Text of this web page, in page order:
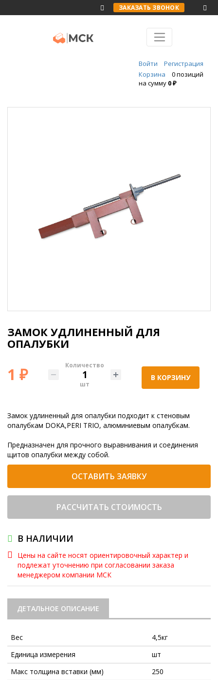
ЗАКАЗАТЬ ЗВОНОК
Войти
Регистрация
Корзина
0 позиций
на сумму 0 ₽
ЗАМОК УДЛИНЕННЫЙ ДЛЯ
ОПАЛУБКИ
1 ₽ Количество
шт
В КОРЗИНУ
Замок удлиненный для опалубки подходит к стеновым
опалубкам DOKA,PERI TRIO, алюминиевым опалубкам.
Предназначен для прочного выравнивания и соединения
щитов опалубки между собой.
ОСТАВИТЬ ЗАЯВКУ
РАССЧИТАТЬ СТОИМОСТЬ
В НАЛИЧИИ
Цены на сайте носят ориентировочный характер и
подлежат уточнению при согласовании заказа
менеджером компании МСК
ДЕТАЛЬНОЕ ОПИСАНИЕ
Вес
4,5кг
Единица измерения
шт
Макс толщина вставки (мм)
250